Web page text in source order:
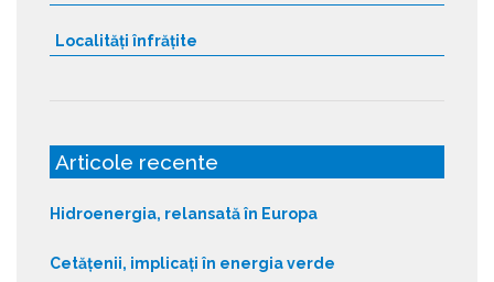
Localități înfrățite
Articole recente
Hidroenergia, relansată în Europa
Cetățenii, implicați în energia verde